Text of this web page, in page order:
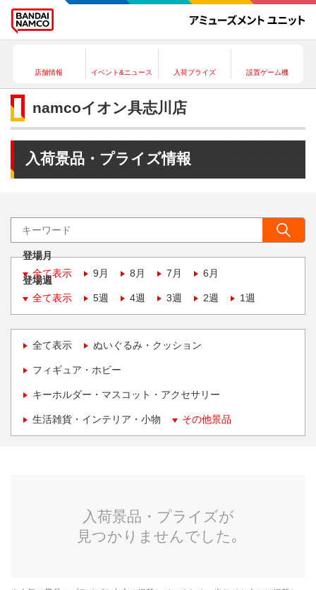
店舗情報 イベント&ニュース 入荷プライズ 設置ゲーム機
namcoイオン具志川店
入荷景品・プライズ情報
登場月
全て表示
9月 8月 7月 6月
登場週
全て表示
5週 4週 3週 2週 1週
全て表示 ぬいぐるみ・クッション
フィギュア・ホビー
キーホルダー・マスコット・アクセサリー
生活雑貨・インテリア・小物 その他景品